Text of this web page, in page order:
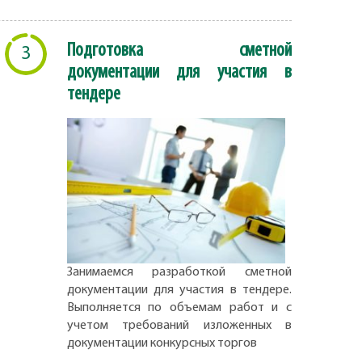
3
Подготовка сметной
документации для участия в
тендере
Занимаемся разработкой сметной
документации для участия в тендере.
Выполняется по объемам работ и с
учетом требований изложенных в
документации конкурсных торгов